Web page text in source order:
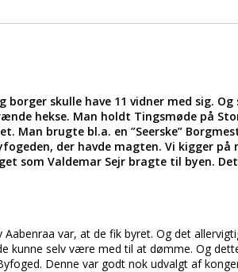
skulle have 11 vidner med sig. Og
hekse. Man holdt Tingsmøde på
Man brugte bl.a. en ”Seerske”
der havde magten. Vi kigger på
som Valdemar Sejr bragte til byen.
var, at de fik byret. Og det
kunne selv være med til at dømme. Og
Denne var godt nok udvalgt af